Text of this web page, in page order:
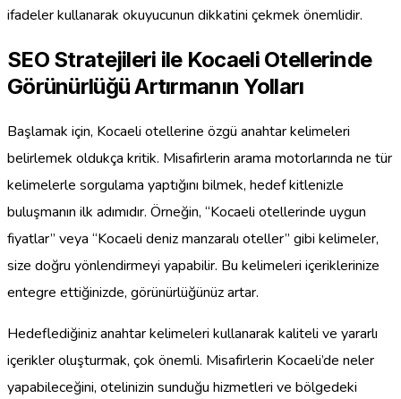
ifadeler kullanarak okuyucunun dikkatini çekmek önemlidir.
SEO Stratejileri ile Kocaeli Otellerinde
Görünürlüğü Artırmanın Yolları
Başlamak için, Kocaeli otellerine özgü anahtar kelimeleri
belirlemek oldukça kritik. Misafirlerin arama motorlarında ne tür
kelimelerle sorgulama yaptığını bilmek, hedef kitlenizle
buluşmanın ilk adımıdır. Örneğin, “Kocaeli otellerinde uygun
fiyatlar” veya “Kocaeli deniz manzaralı oteller” gibi kelimeler,
size doğru yönlendirmeyi yapabilir. Bu kelimeleri içeriklerinize
entegre ettiğinizde, görünürlüğünüz artar.
Hedeflediğiniz anahtar kelimeleri kullanarak kaliteli ve yararlı
içerikler oluşturmak, çok önemli. Misafirlerin Kocaeli’de neler
yapabileceğini, otelinizin sunduğu hizmetleri ve bölgedeki